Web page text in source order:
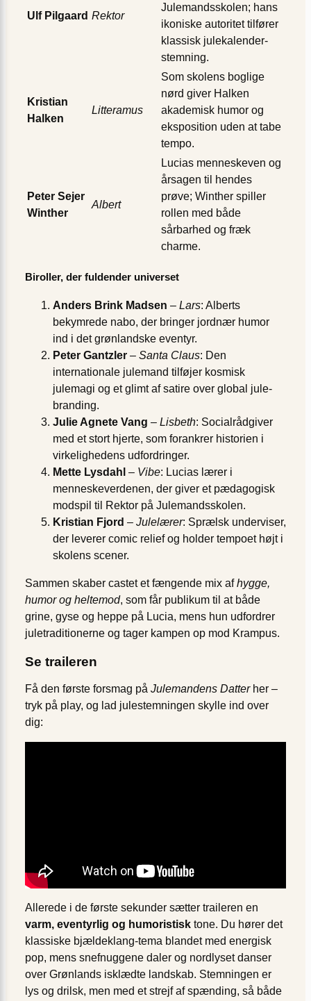
Ulf Pilgaard Rektor
Julemandsskolen; hans
ikoniske autoritet tilfører
klassisk julekalender-
stemning.
Kristian
Halken
Litteramus
Som skolens boglige
nørd giver Halken
akademisk humor og
eksposition uden at tabe
tempo.
Peter Sejer
Winther
Albert
Lucias menneske­ven og
årsagen til hendes
prøve; Winther spiller
rollen med både
sårbarhed og fræk
charme.
Biroller, der fuldender universet
Anders Brink Madsen – Lars: Alberts
bekymrede nabo, der bringer jordnær humor
ind i det grønlandske eventyr.
Peter Gantzler – Santa Claus: Den
internationale julemand tilføjer kosmisk
julemagi og et glimt af satire over global jule-
branding.
Julie Agnete Vang – Lisbeth: Socialrådgiver
med et stort hjerte, som forankrer historien i
virkelighedens udfordringer.
Mette Lysdahl – Vibe: Lucias lærer i
menneskeverdenen, der giver et pædagogisk
modspil til Rektor på Julemandsskolen.
Kristian Fjord – Julelærer: Sprælsk underviser,
der leverer comic relief og holder tempoet højt i
skolens scener.
Sammen skaber castet et fængende mix afhygge,
humor og heltemod, som får publikum til at både
grine, gyse og heppe på Lucia, mens hun udfordrer
jule­traditionerne og tager kampen op mod Krampus.
Se traileren
Få den første forsmag på Julemandens Datterher –
tryk på play, og lad julestemningen skylle ind over
dig:
Allerede i de første sekunder sætter traileren en
varm, eventyrlig og humoristisk tone. Du hører det
klassiske bjældeklang-tema blandet med energisk
pop, mens snefnuggene daler og nordlyset danser
over Grønlands isklædte landskab. Stemningen er
lys og drilsk, men med et strejf af spænding, så både